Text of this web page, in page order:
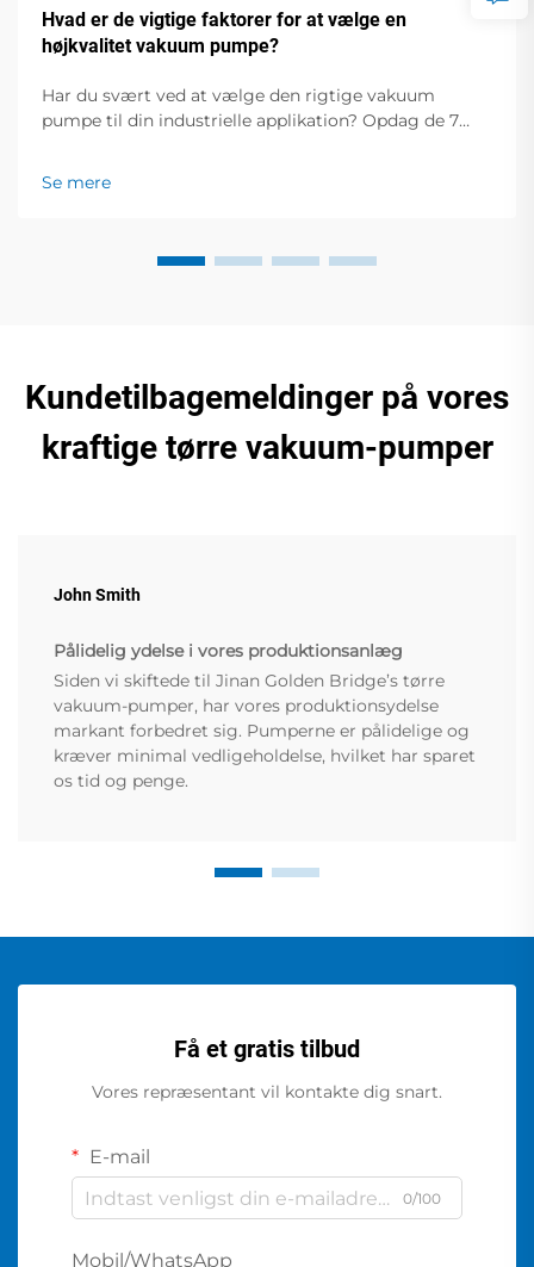
Hvad er de vigtige faktorer for at vælge en
højkvalitet vakuum pumpe?
Har du svært ved at vælge den rigtige vakuum
pumpe til din industrielle applikation? Opdag de 7
Se mere
Kundetilbagemeldinger på vores
kraftige tørre vakuum-pumper
John Smith
Pålidelig ydelse i vores produktionsanlæg
Siden vi skiftede til Jinan Golden Bridge’s tørre
vakuum-pumper, har vores produktionsydelse
markant forbedret sig. Pumperne er pålidelige og
kræver minimal vedligeholdelse, hvilket har sparet
os tid og penge.
Få et gratis tilbud
Vores repræsentant vil kontakte dig snart.
E-mail
0/100
Mobil/WhatsApp